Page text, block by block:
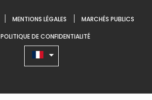
MENTIONS LÉGALES MARCHÉS PUBLICS
POLITIQUE DE CONFIDENTIALITÉ